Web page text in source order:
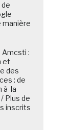
manière
Amcsti :
et
des
: de
à la
Plus de
inscrits